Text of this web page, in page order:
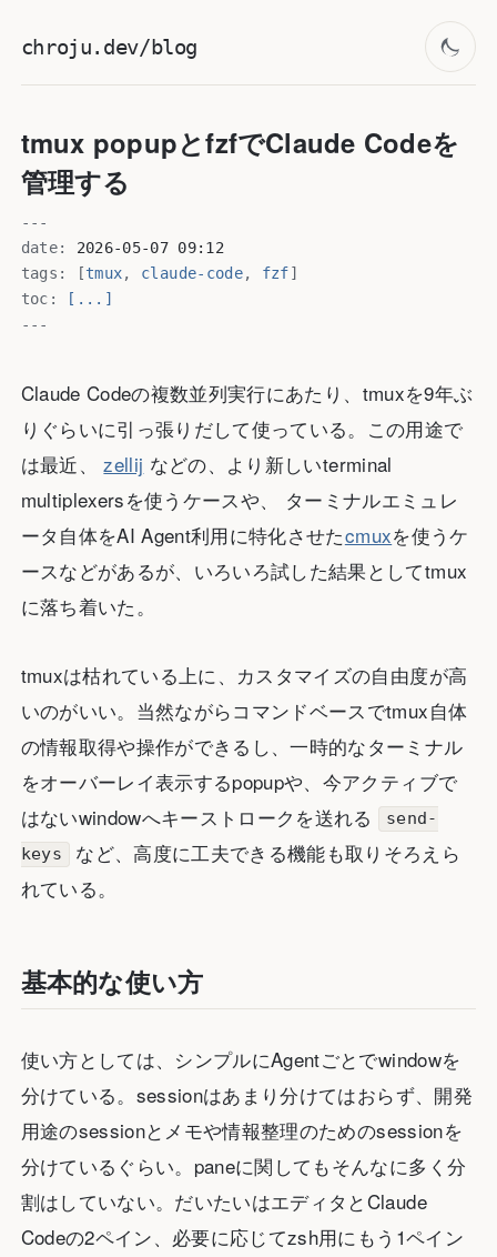
chroju.dev/blog
tmux popupとfzfでClaude Codeを
管理する
---
date:
2026-05-07 09:12
tags:
[tmux, claude-code, fzf]
toc:
[...]
---
Claude Codeの複数並列実行にあたり、tmuxを9年ぶ
りぐらいに引っ張りだして使っている。この用途で
は最近、zellij などの、より新しいterminal
multiplexersを使うケースや、 ターミナルエミュレ
ータ自体をAI Agent利用に特化させたcmuxを使うケ
ースなどがあるが、いろいろ試した結果としてtmux
に落ち着いた。
tmuxは枯れている上に、カスタマイズの自由度が高
いのがいい。当然ながらコマンドベースでtmux自体
の情報取得や操作ができるし、一時的なターミナル
をオーバーレイ表示するpopupや、今アクティブで
はないwindowへキーストロークを送れる send-
keys
など、高度に工夫できる機能も取りそろえら
れている。
基本的な使い方
使い方としては、シンプルにAgentごとでwindowを
分けている。sessionはあまり分けてはおらず、開発
用途のsessionとメモや情報整理のためのsessionを
分けているぐらい。paneに関してもそんなに多く分
割はしていない。だいたいはエディタとClaude
Codeの2ペイン、必要に応じてzsh用にもう1ペイン